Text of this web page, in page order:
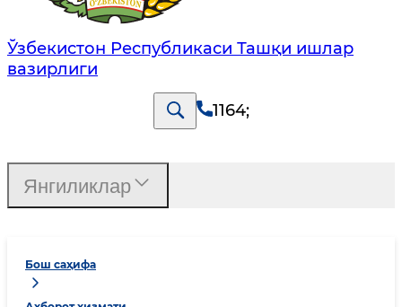
Ўзбекистон Республикаси Ташқи ишлар
вазирлиги
1164;
Бош саҳифа
Янгиликлар